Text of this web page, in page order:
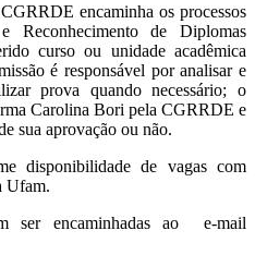
encaminha os processos
Reconhecimento de Diplomas
curso ou unidade acadêmica
é responsável por analisar e
prova quando necessário; o
Carolina Bori pela CGRRDE e
sua aprovação ou não.
disponibilidade de vagas com
Ufam.
ser encaminhadas ao e-mail